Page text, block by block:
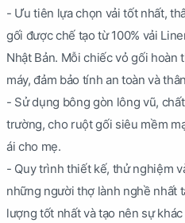
- Ưu tiên lựa chọn vải tốt nhất,
gối được chế tạo từ 100% vải
Nhật Bản. Mỗi chiếc vỏ gối hoàn
máy, đảm bảo tính an toàn và
- Sử dụng bông gòn lông vũ,
trường, cho ruột gối siêu mềm
ái cho mẹ.
- Quy trình thiết kế, thử nghiệm
những người thợ lành nghề nhất
lượng tốt nhất và tạo nên sự